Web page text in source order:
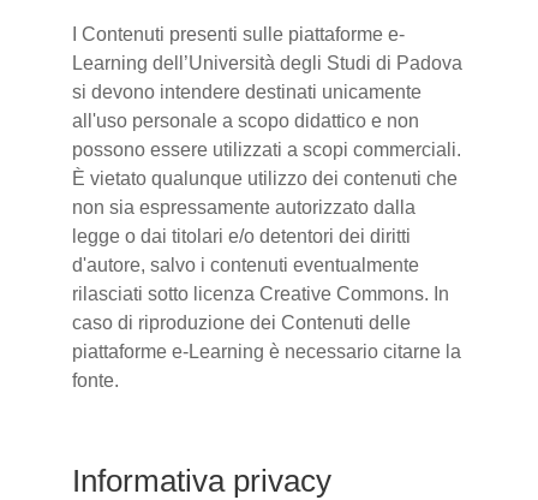
I Contenuti presenti sulle piattaforme e-
Learning dell’Università degli Studi di Padova
si devono intendere destinati unicamente
all'uso personale a scopo didattico e non
possono essere utilizzati a scopi commerciali.
È vietato qualunque utilizzo dei contenuti che
non sia espressamente autorizzato dalla
legge o dai titolari e/o detentori dei diritti
d'autore, salvo i contenuti eventualmente
rilasciati sotto licenza Creative Commons. In
caso di riproduzione dei Contenuti delle
piattaforme e-Learning è necessario citarne la
fonte.
Informativa privacy